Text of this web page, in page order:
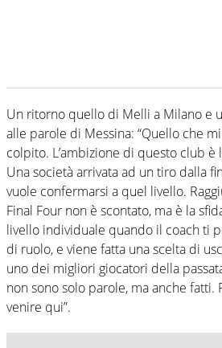
Un ritorno quello di Melli a Milano e
alle parole di Messina: “Quello che
colpito. L’ambizione di questo club è
Una società arrivata ad un tiro dalla
vuole confermarsi a quel livello.
Final Four non è scontato, ma è la
livello individuale quando il coach ti
di ruolo, e viene fatta una scelta di
uno dei migliori giocatori della
non sono solo parole, ma anche fatti.
venire qui”.